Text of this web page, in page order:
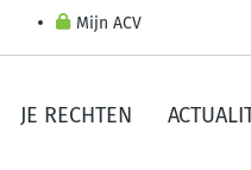
Mijn ACV
JE RECHTEN